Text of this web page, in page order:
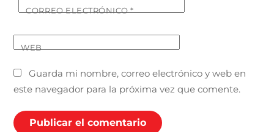
CORREO ELECTRÓNICO*
WEB
Guarda mi nombre, correo electrónico y web en
este navegador para la próxima vez que comente.